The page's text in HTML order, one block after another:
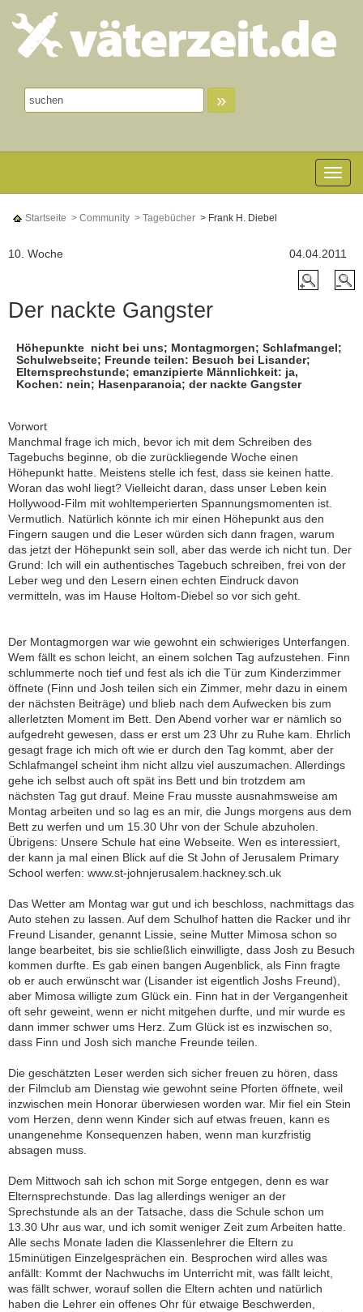
»
Toggle
Startseite > Community > Tagebücher > Frank H. Diebel
04.04.2011
10. Woche
Der nackte Gangster
Höhepunkte  nicht bei uns; Montagmorgen; Schlafmangel;
Schulwebseite; Freunde teilen: Besuch bei Lisander;
Elternsprechstunde; emanzipierte Männlichkeit: ja,
Kochen: nein; Hasenparanoia; der nackte Gangster
Vorwort
Manchmal frage ich mich, bevor ich mit dem Schreiben des
Tagebuchs beginne, ob die zurückliegende Woche einen
Höhepunkt hatte. Meistens stelle ich fest, dass sie keinen hatte.
Woran das wohl liegt? Vielleicht daran, dass unser Leben kein
Hollywood-Film mit wohltemperierten Spannungsmomenten ist.
Vermutlich. Natürlich könnte ich mir einen Höhepunkt aus den
Fingern saugen und die Leser würden sich dann fragen, warum
das jetzt der Höhepunkt sein soll, aber das werde ich nicht tun. Der
Grund: Ich will ein authentisches Tagebuch schreiben, frei von der
Leber weg und den Lesern einen echten Eindruck davon
vermitteln, was im Hause Holtom-Diebel so vor sich geht.
Der Montagmorgen war wie gewohnt ein schwieriges Unterfangen.
Wem fällt es schon leicht, an einem solchen Tag aufzustehen. Finn
schlummerte noch tief und fest als ich die Tür zum Kinderzimmer
öffnete (Finn und Josh teilen sich ein Zimmer, mehr dazu in einem
der nächsten Beiträge) und blieb nach dem Aufwecken bis zum
allerletzten Moment im Bett. Den Abend vorher war er nämlich so
aufgedreht gewesen, dass er erst um 23 Uhr zu Ruhe kam. Ehrlich
gesagt frage ich mich oft wie er durch den Tag kommt, aber der
Schlafmangel scheint ihm nicht allzu viel auszumachen. Allerdings
gehe ich selbst auch oft spät ins Bett und bin trotzdem am
nächsten Tag gut drauf. Meine Frau musste ausnahmsweise am
Montag arbeiten und so lag es an mir, die Jungs morgens aus dem
Bett zu werfen und um 15.30 Uhr von der Schule abzuholen.
Übrigens: Unsere Schule hat eine Webseite. Wen es interessiert,
der kann ja mal einen Blick auf die St John of Jerusalem Primary
School werfen: www.st-johnjerusalem.hackney.sch.uk
Das Wetter am Montag war gut und ich beschloss, nachmittags das
Auto stehen zu lassen. Auf dem Schulhof hatten die Racker und ihr
Freund Lisander, genannt Lissie, seine Mutter Mimosa schon so
lange bearbeitet, bis sie schließlich einwilligte, dass Josh zu Besuch
kommen durfte. Es gab einen bangen Augenblick, als Finn fragte
ob er auch erwünscht war (Lisander ist eigentlich Joshs Freund),
aber Mimosa willigte zum Glück ein. Finn hat in der Vergangenheit
oft sehr geweint, wenn er nicht mitgehen durfte, und mir wurde es
dann immer schwer ums Herz. Zum Glück ist es inzwischen so,
dass Finn und Josh sich manche Freunde teilen.
Die geschätzten Leser werden sich sicher freuen zu hören, dass
der Filmclub am Dienstag wie gewohnt seine Pforten öffnete, weil
inzwischen mein Honorar überwiesen worden war. Mir fiel ein Stein
vom Herzen, denn wenn Kinder sich auf etwas freuen, kann es
unangenehme Konsequenzen haben, wenn man kurzfristig
absagen muss.
Dem Mittwoch sah ich schon mit Sorge entgegen, denn es war
Elternsprechstunde. Das lag allerdings weniger an der
Sprechstunde als an der Tatsache, dass die Schule schon um
13.30 Uhr aus war, und ich somit weniger Zeit zum Arbeiten hatte.
Alle sechs Monate laden die Klassenlehrer die Eltern zu
15minütigen Einzelgesprächen ein. Besprochen wird alles was
anfällt: Kommt der Nachwuchs im Unterricht mit, was fällt leicht,
was fällt schwer, worauf sollen die Eltern achten und natürlich
haben die Lehrer ein offenes Ohr für etwaige Beschwerden,